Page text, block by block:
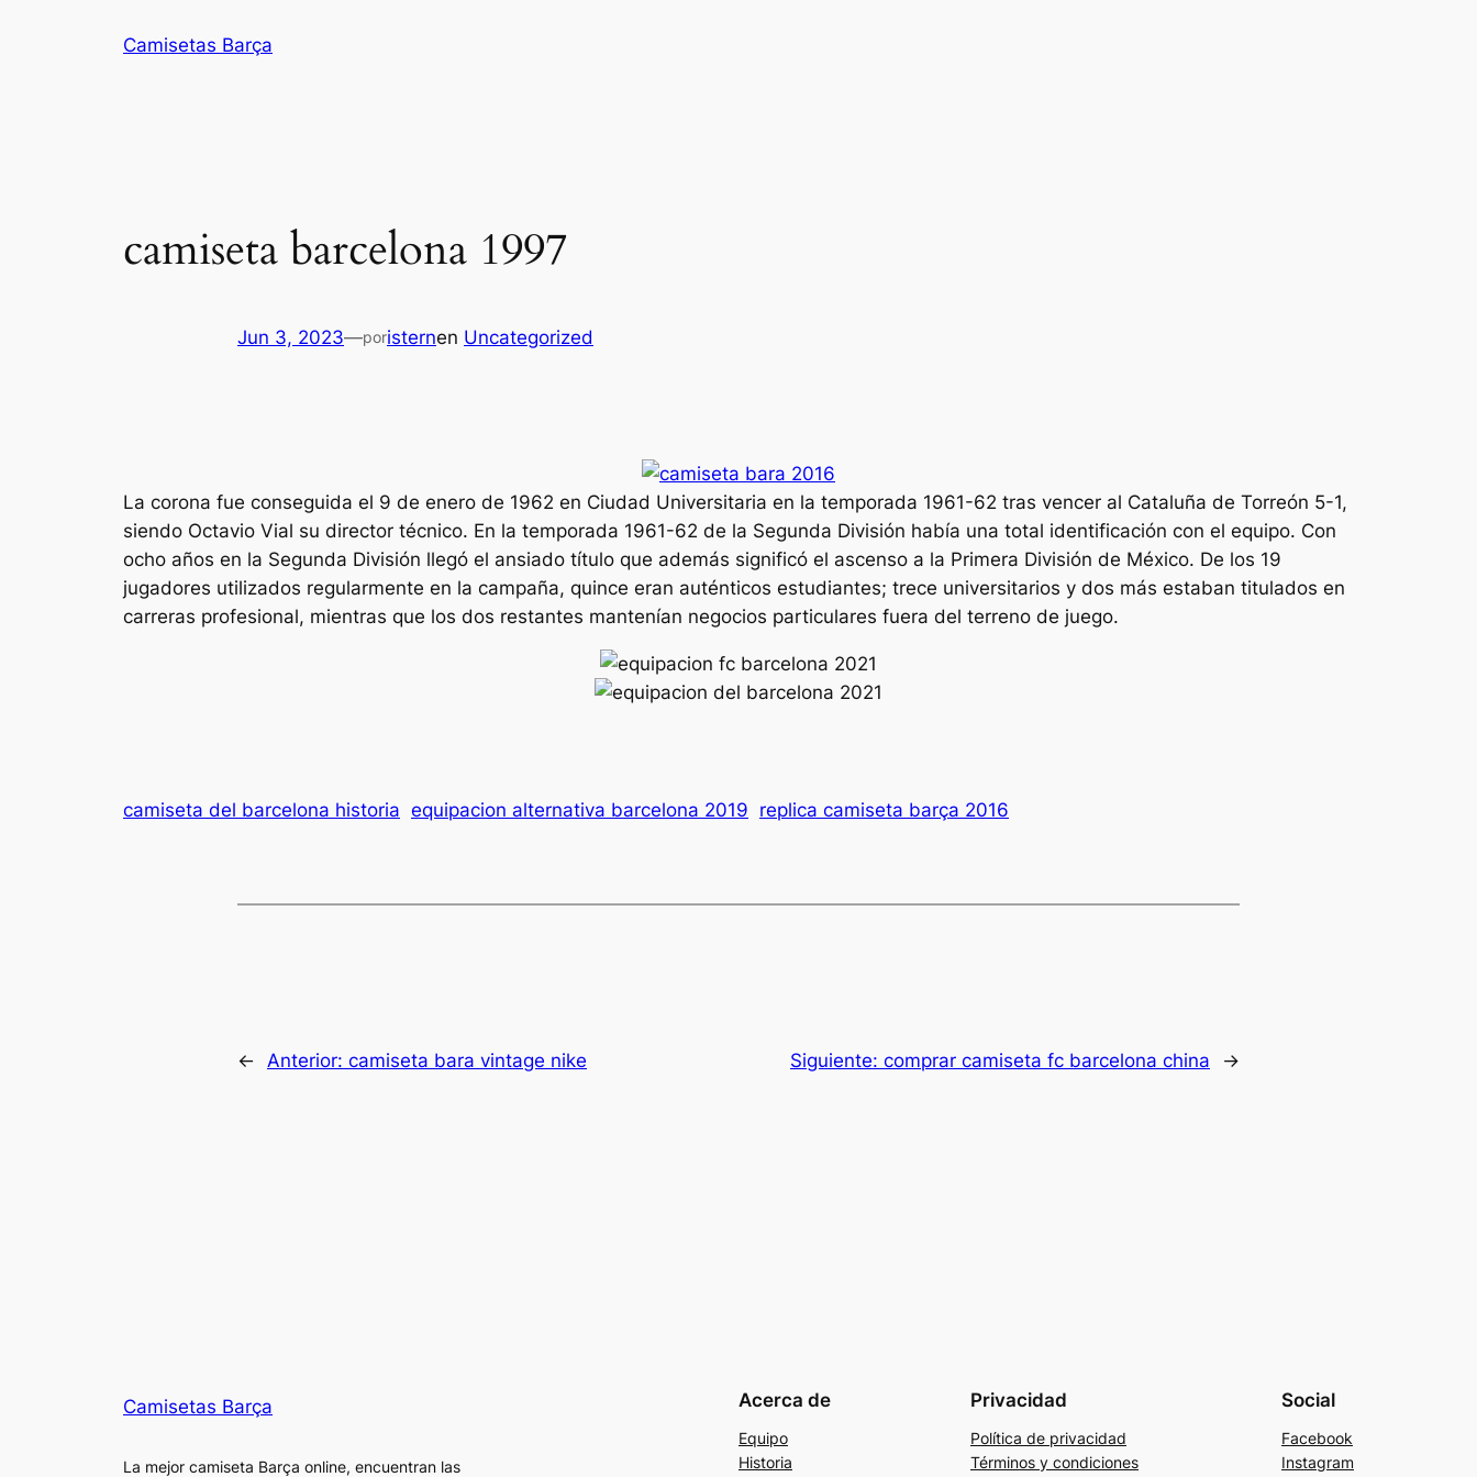
Camisetas Barça
camiseta barcelona 1997
Jun 3, 2023—poristernen Uncategorized
La corona fue conseguida el 9 de enero de 1962 en Ciudad Universitaria en la temporada 1961-62 tras vencer al Cataluña de Torreón 5-1,
siendo Octavio Vial su director técnico. En la temporada 1961-62 de la Segunda División había una total identificación con el equipo. Con
ocho años en la Segunda División llegó el ansiado título que además significó el ascenso a la Primera División de México. De los 19
jugadores utilizados regularmente en la campaña, quince eran auténticos estudiantes; trece universitarios y dos más estaban titulados en
carreras profesional, mientras que los dos restantes mantenían negocios particulares fuera del terreno de juego.
camiseta del barcelona historia equipacion alternativa barcelona 2019 replica camiseta barça 2016
← Anterior: camiseta bara vintage nike Siguiente: comprar camiseta fc barcelona china →
Camisetas Barça
La mejor camiseta Barça online, encuentran las
Acerca de
Equipo
Historia
Privacidad
Política de privacidad
Términos y condiciones
Social
Facebook
Instagram